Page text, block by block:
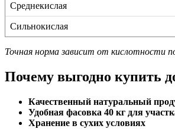
Среднекислая
Сильнокислая
Точная норма зависит от кислотности
Почему выгодно купить
Качественный натуральный
Удобная фасовка 40 кг для
Хранение в сухих условиях